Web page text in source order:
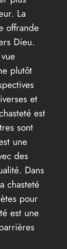
La
offrande
Dieu.
plutôt
et
est
sont
une
des
Dans
chasteté
pour
est une